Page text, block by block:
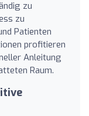
zu
zu
Patienten
profitieren
Anleitung
Raum.